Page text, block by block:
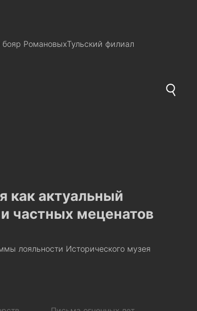
бояр РомановыхТульский филиал
как актуальный
частных меценатов
лояльности Исторического музея